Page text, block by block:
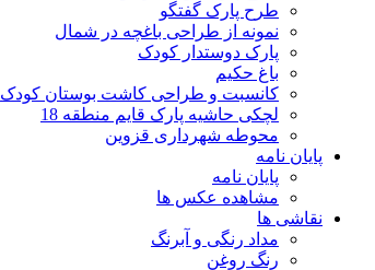
طرح پارک گفتگو
نمونه از طراحی باغچه در شمال
پارک دوستدار کودک
باغ حکیم
کانسبت و طراحی کاشت بوستان کودک
لچکی حاشیه پارک قایم منطقه 18
محوطه شهرداری قزوین
پایان نامه
پایان نامه
مشاهده عکس ها
نقاشی ها
مداد رنگی و آبرنگ
رنگ روغن